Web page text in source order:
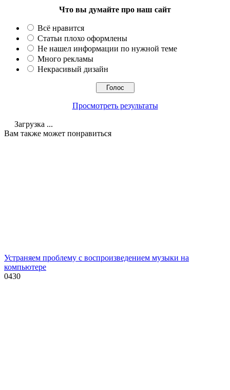
Что вы думайте про наш сайт
Всё нравится
Статьи плохо оформлены
Не нашел информации по нужной теме
Много рекламы
Некрасивый дизайн
Просмотреть результаты
Загрузка ...
Вам также может понравиться
Устраняем проблему с воспроизведением музыки на
компьютере
0430